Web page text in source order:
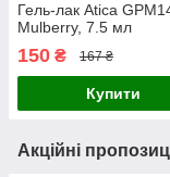
Гель-лак Atica
Mulberry, 7.5 мл
150 ₴ 167 ₴
Купити
Акційні